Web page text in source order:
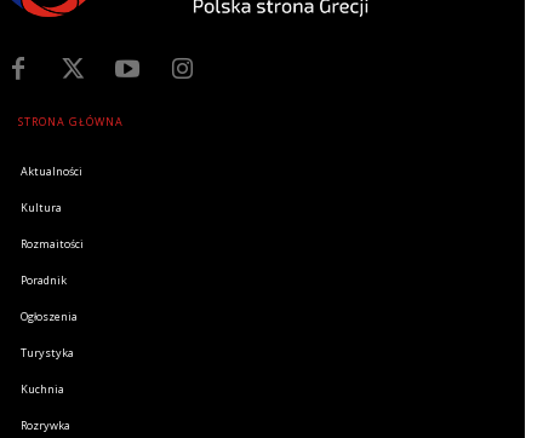
STRONA GŁÓWNA
Aktualności
Kultura
Rozmaitości
Poradnik
Ogłoszenia
Turystyka
Kuchnia
Rozrywka